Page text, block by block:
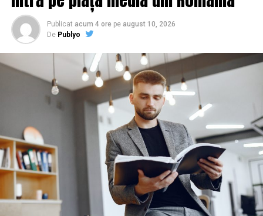
Publicat acum 4 ore pe august 10, 2026
De Publyo